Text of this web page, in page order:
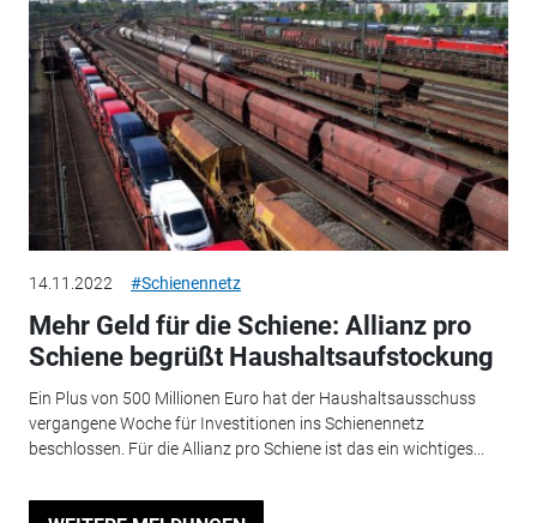
14.11.2022 #Schienennetz
Mehr Geld für die Schiene: Allianz pro
Schiene begrüßt Haushaltsaufstockung
Ein Plus von 500 Millionen Euro hat der Haushaltsausschuss
vergangene Woche für Investitionen ins Schienennetz
beschlossen. Für die Allianz pro Schiene ist das ein wichtiges...